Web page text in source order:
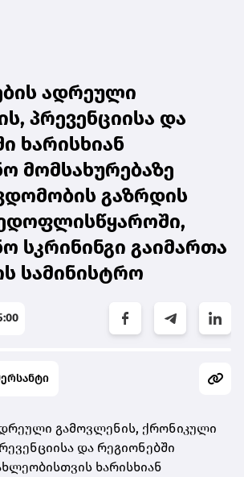
ადრეული
პრევენციისა და
ხარისხიან
მომსახურებაზე
გაზრდის
სკრინინგი გაიმართა
სამინისტრო
გამოვლენის, ქრონიკული
და რეგიონებში
ხარისხიან